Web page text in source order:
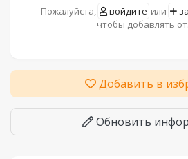
Пожалуйста, войдите или
чтобы добавлять
Добавить в
Обновить